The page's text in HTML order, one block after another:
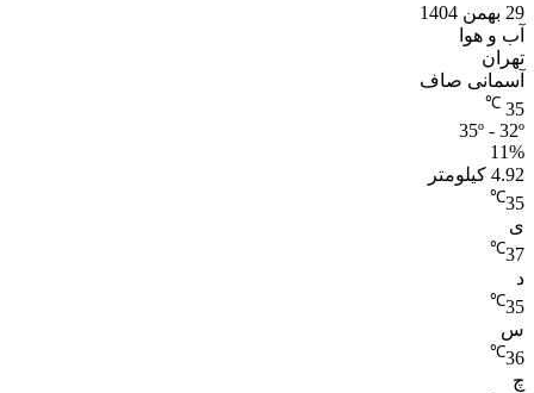
29 بهمن 1404
آب و هوا
تهران
آسمانی صاف
35
℃
35º - 32º
11%
4.92 کیلومتر
35
℃
ی
37
℃
د
35
℃
س
36
℃
چ